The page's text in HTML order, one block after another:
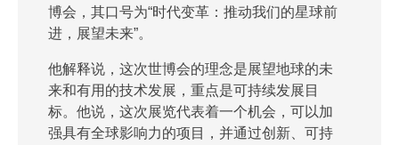
博会，其口号为“时代变革：推动我们的星球前
进，展望未来”。
他解释说，这次世博会的理念是展望地球的未
来和有用的技术发展，重点是可持续发展目
标。他说，这次展览代表着一个机会，可以加
强具有全球影响力的项目，并通过创新、可持